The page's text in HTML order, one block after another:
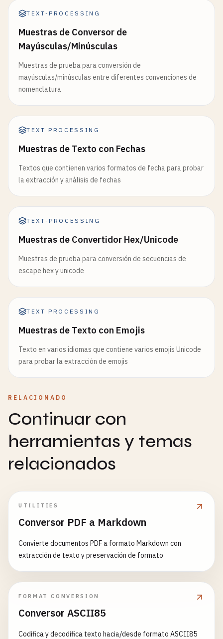
TEXT-PROCESSING
Muestras de Conversor de
Mayúsculas/Minúsculas
Muestras de prueba para conversión de
mayúsculas/minúsculas entre diferentes convenciones de
nomenclatura
TEXT PROCESSING
Muestras de Texto con Fechas
Textos que contienen varios formatos de fecha para probar
la extracción y análisis de fechas
TEXT-PROCESSING
Muestras de Convertidor Hex/Unicode
Muestras de prueba para conversión de secuencias de
escape hex y unicode
TEXT PROCESSING
Muestras de Texto con Emojis
Texto en varios idiomas que contiene varios emojis Unicode
para probar la extracción de emojis
RELACIONADO
Continuar con
herramientas y temas
relacionados
UTILITIES
Conversor PDF a Markdown
Convierte documentos PDF a formato Markdown con
extracción de texto y preservación de formato
FORMAT CONVERSION
Conversor ASCII85
Codifica y decodifica texto hacia/desde formato ASCII85